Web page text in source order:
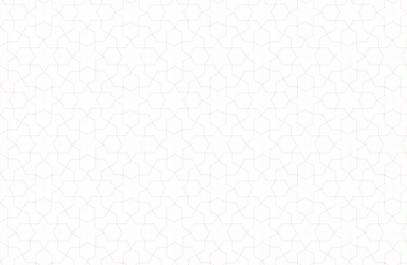
Однотонний жіночий трикотажний гольф
550.00грн.